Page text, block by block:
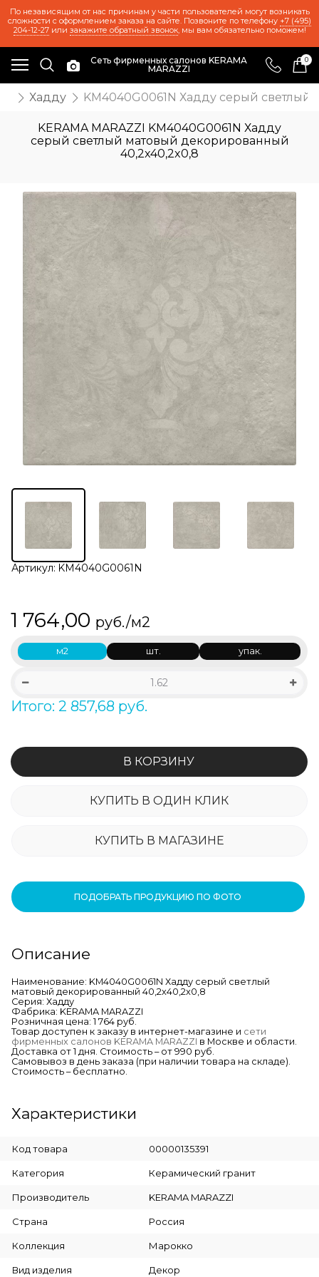
По независящим от нас причинам у части пользователей могут возникать
сложности с оформлением заказа на сайте. Позвоните по телефону +7 (495)
204-12-27или закажите обратный звонок, мы вам обязательно поможем!
Сеть фирменных салонов KERAMA
MARAZZI
0
Хадду KM4040G0061N Хадду серый
KERAMA MARAZZI KM4040G0061N Хадду
серый светлый матовый декорированный
40,2x40,2x0,8
Артикул: KM4040G0061N
1 764,00 руб./м2
м2 шт. упак.
Итого: 2 857,68 руб.
В КОРЗИНУ
КУПИТЬ В ОДИН КЛИК
КУПИТЬ В МАГАЗИНЕ
ПОДОБРАТЬ ПРОДУКЦИЮ ПО ФОТО
Описание
Наименование: KM4040G0061N Хадду серый светлый
матовый декорированный 40,2x40,2x0,8
Серия: Хадду
Фабрика: KERAMA MARAZZI
Розничная цена: 1 764 руб.
Товар доступен к заказу в интернет-магазине и сети
фирменных салонов KERAMA MARAZZI в Москве и области.
Доставка от 1 дня. Стоимость – от 990 руб.
Самовывоз в день заказа (при наличии товара на складе).
Стоимость – бесплатно.
Характеристики
Код товара 00000135391
Категория Керамический гранит
Производитель KERAMA MARAZZI
Страна Россия
Коллекция Марокко
Вид изделия Декор